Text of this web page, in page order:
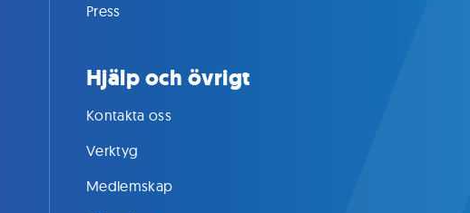
Press
Hjälp och övrigt
Kontakta oss
Verktyg
Medlemskap